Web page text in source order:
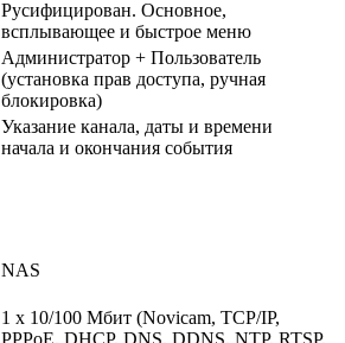
Русифицирован. Основное,
всплывающее и быстрое меню
Администратор + Пользователь
(установка прав доступа, ручная
блокировка)
Указание канала, даты и времени
начала и окончания события
NAS
1 x 10/100 Мбит (Novicam, TCP/IP,
PPPoE, DHCP, DNS, DDNS, NTP, RTSP,